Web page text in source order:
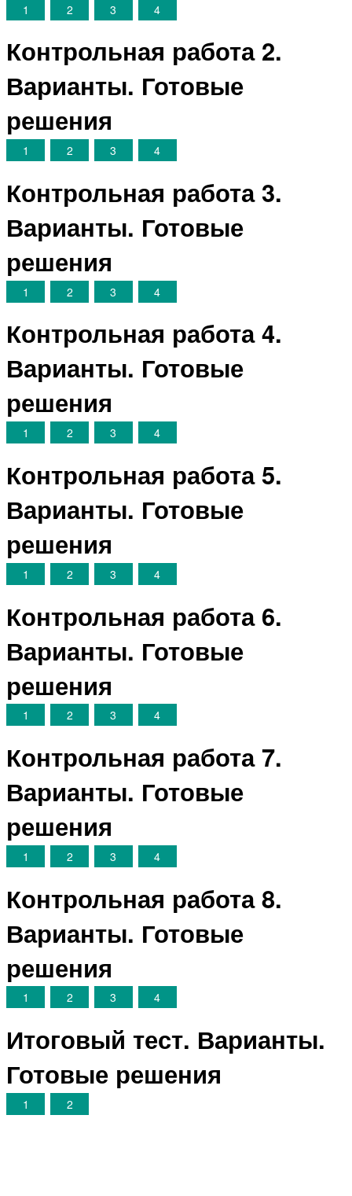
1 2 3 4
Контрольная работа 2.
Варианты. Готовые
решения
1 2 3 4
Контрольная работа 3.
Варианты. Готовые
решения
1 2 3 4
Контрольная работа 4.
Варианты. Готовые
решения
1 2 3 4
Контрольная работа 5.
Варианты. Готовые
решения
1 2 3 4
Контрольная работа 6.
Варианты. Готовые
решения
1 2 3 4
Контрольная работа 7.
Варианты. Готовые
решения
1 2 3 4
Контрольная работа 8.
Варианты. Готовые
решения
1 2 3 4
Итоговый тест. Варианты.
Готовые решения
1 2